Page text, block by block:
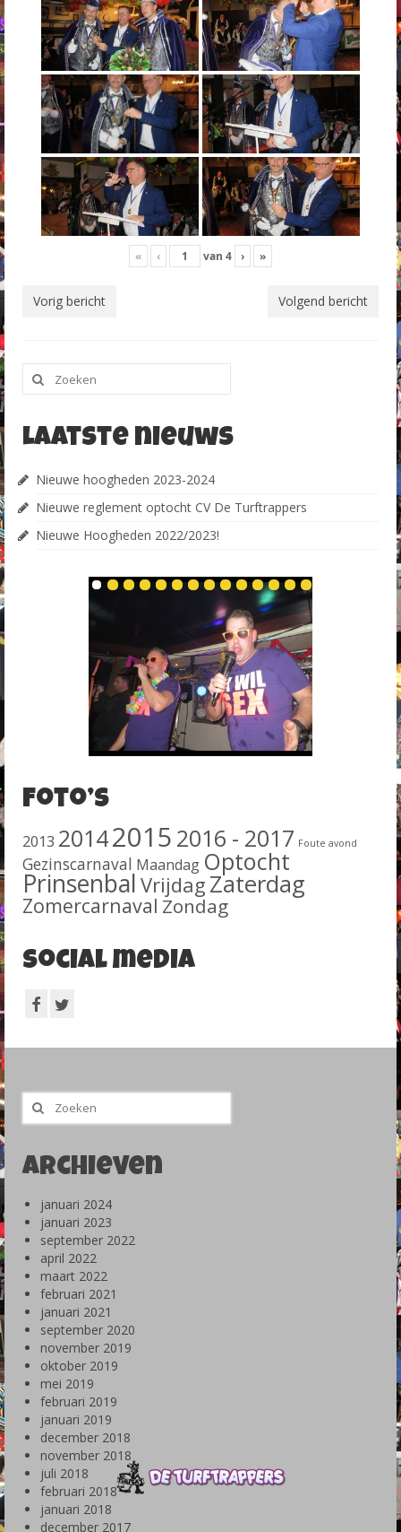
« ‹ van 4 › »
Vorig bericht Volgend bericht
Zoeken
naar:
Laatste nieuws
Nieuwe hoogheden 2023-2024
Nieuwe reglement optocht CV De Turftrappers
Nieuwe Hoogheden 2022/2023!
Foto’s
2013 20142015 2016 - 2017 Foute avond
Gezinscarnaval Maandag Optocht
Prinsenbal Vrijdag Zaterdag
Zomercarnaval Zondag
Social media
Zoeken
naar:
Archieven
januari 2024
januari 2023
september 2022
april 2022
maart 2022
februari 2021
januari 2021
september 2020
november 2019
oktober 2019
mei 2019
februari 2019
januari 2019
december 2018
november 2018
juli 2018
februari 2018
januari 2018
december 2017